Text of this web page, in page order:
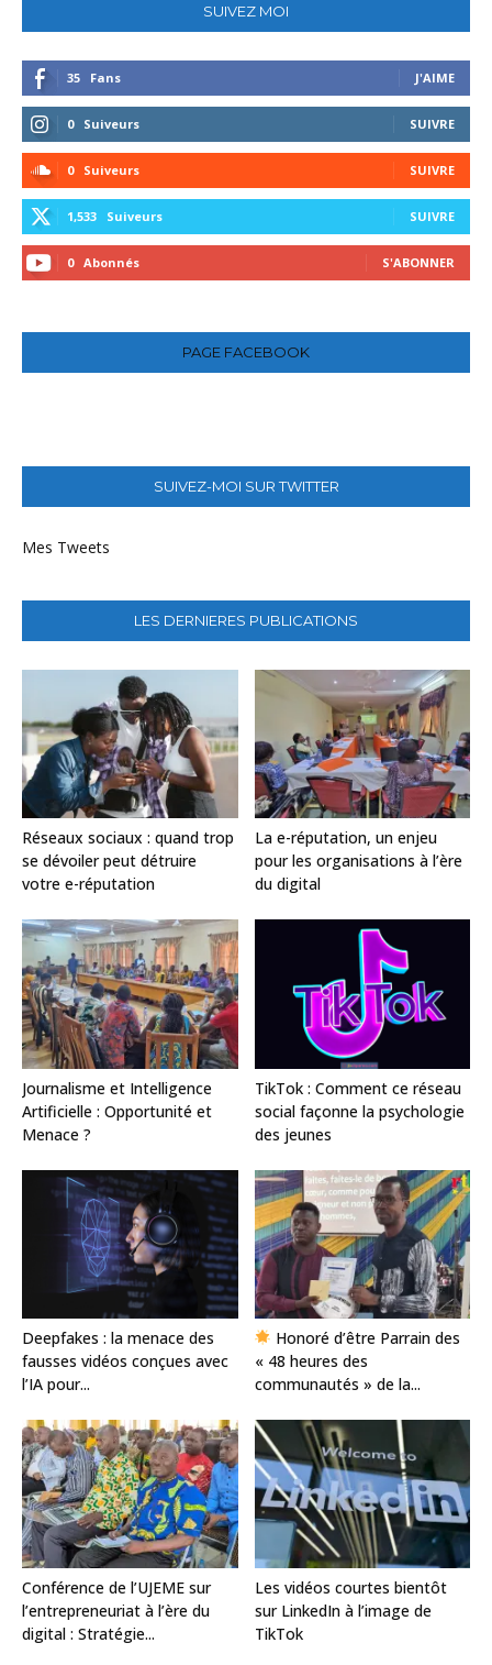
SUIVEZ MOI
35 Fans J'AIME
0 Suiveurs SUIVRE
0 Suiveurs SUIVRE
1,533 Suiveurs SUIVRE
0 Abonnés S'ABONNER
PAGE FACEBOOK
SUIVEZ-MOI SUR TWITTER
Mes Tweets
LES DERNIERES PUBLICATIONS
Réseaux sociaux : quand trop
se dévoiler peut détruire
votre e-réputation
La e-réputation, un enjeu
pour les organisations à l’ère
du digital
Journalisme et Intelligence
Artificielle : Opportunité et
Menace ?
TikTok : Comment ce réseau
social façonne la psychologie
des jeunes
Deepfakes : la menace des
fausses vidéos conçues avec
l’IA pour...
Honoré d’être Parrain des
« 48 heures des
communautés » de la...
Conférence de l’UJEME sur
l’entrepreneuriat à l’ère du
digital : Stratégie...
Les vidéos courtes bientôt
sur LinkedIn à l’image de
TikTok